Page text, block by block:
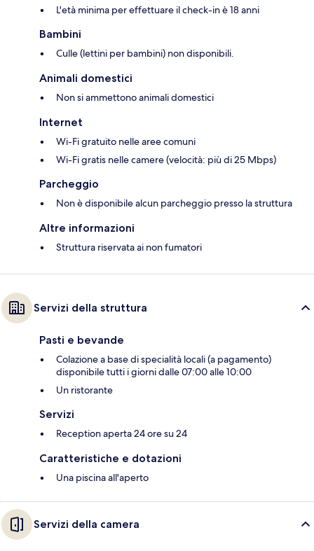
L'età minima per effettuare il check-in è 18 anni
Bambini
Culle (lettini per bambini) non disponibili.
Animali domestici
Non si ammettono animali domestici
Internet
Wi-Fi gratuito nelle aree comuni
Wi-Fi gratis nelle camere (velocità: più di 25 Mbps)
Parcheggio
Non è disponibile alcun parcheggio presso la struttura
Altre informazioni
Struttura riservata ai non fumatori
Servizi della struttura
Pasti e bevande
Colazione a base di specialità locali (a pagamento)
disponibile tutti i giorni dalle 07:00 alle 10:00
Un ristorante
Servizi
Reception aperta 24 ore su 24
Caratteristiche e dotazioni
Una piscina all'aperto
Servizi della camera